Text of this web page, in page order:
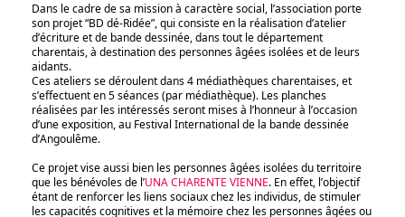
Dans le cadre de sa mission à caractère social, l’association porte
son projet “BD dé-Ridée”, qui consiste en la réalisation d’atelier
d’écriture et de bande dessinée, dans tout le département
charentais, à destination des personnes âgées isolées et de leurs
aidants.
Ces ateliers se déroulent dans 4 médiathèques charentaises, et
s’effectuent en 5 séances (par médiathèque). Les planches
réalisées par les intéressés seront mises à l’honneur à l’occasion
d’une exposition, au Festival International de la bande dessinée
d’Angoulême.
Ce projet vise aussi bien les personnes âgées isolées du territoire
que les bénévoles de l’UNA CHARENTE VIENNE. En effet, l’objectif
étant de renforcer les liens sociaux chez les individus, de stimuler
les capacités cognitives et la mémoire chez les personnes âgées ou